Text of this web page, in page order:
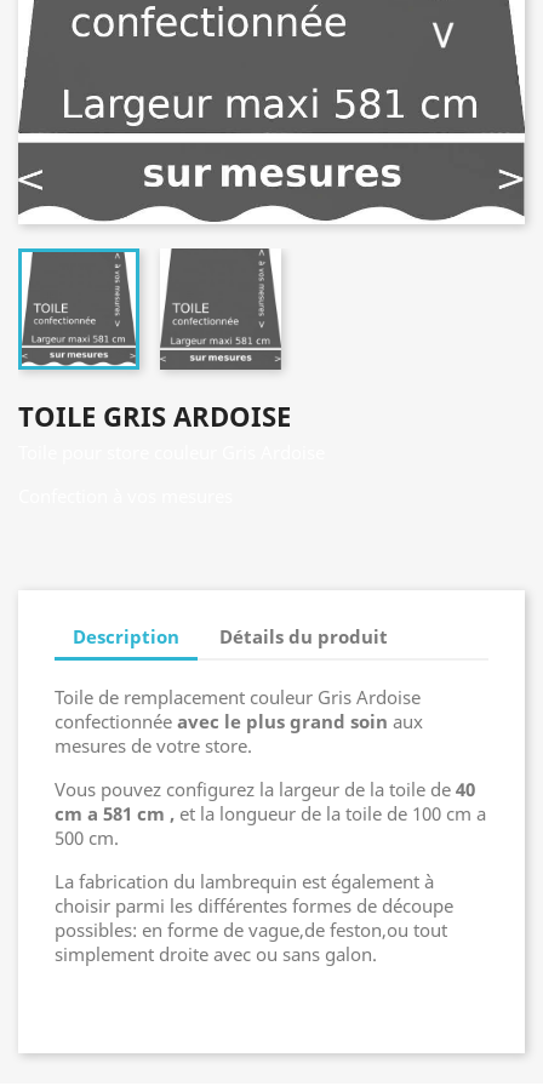
TOILE GRIS ARDOISE
Description Détails du produit
Toile de remplacement couleur Gris Ardoise
confectionnée avec le plus grand soin aux
mesures de votre store.
Vous pouvez configurez la largeur de la toile de 40
cm a 581 cm , et la longueur de la toile de 100 cm a
500 cm.
La fabrication du lambrequin est également à
choisir parmi les différentes formes de découpe
possibles: en forme de vague,de feston,ou tout
simplement droite avec ou sans galon.